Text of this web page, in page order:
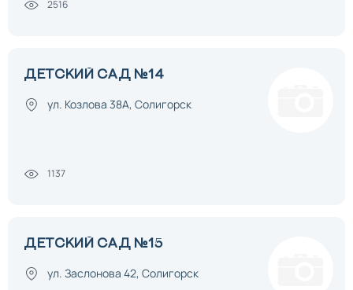
2516
ДЕТСКИЙ САД №14
ул. Козлова 38А, Солигорск
1137
ДЕТСКИЙ САД №15
ул. Заслонова 42, Солигорск